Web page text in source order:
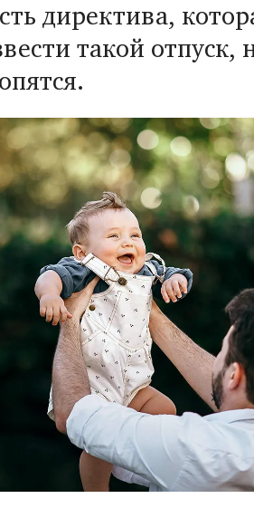
директива,
такой отпуск,